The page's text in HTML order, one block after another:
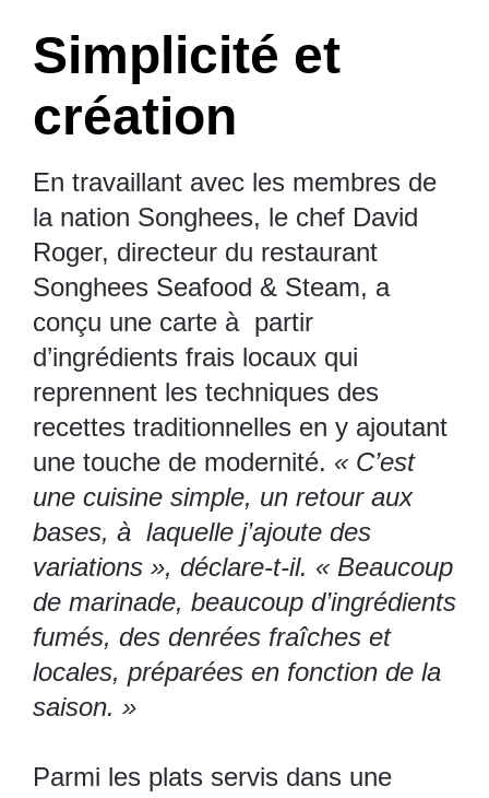
Simplicité et
création
En travaillant avec les membres de
la nation Songhees, le chef David
Roger, directeur du restaurant
Songhees Seafood & Steam, a
conçu une carte à partir
d’ingrédients frais locaux qui
reprennent les techniques des
recettes traditionnelles en y ajoutant
une touche de modernité. « C’est
une cuisine simple, un retour aux
bases, à laquelle j’ajoute des
variations », déclare-t-il. « Beaucoup
de marinade, beaucoup d’ingrédients
fumés, des denrées fraîches et
locales, préparées en fonction de la
saison. »
Parmi les plats servis dans une